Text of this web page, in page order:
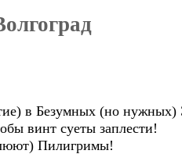
в Безумных (но нужных)
винт суеты заплести!
Пилигримы!